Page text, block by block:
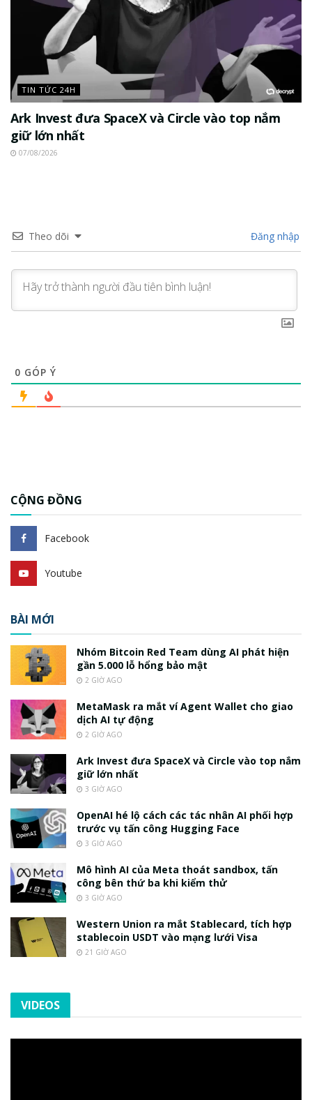
TIN TỨC 24H
Ark Invest đưa SpaceX và Circle vào top nắm
giữ lớn nhất
07/08/2026
Theo dõi Đăng nhập
0 GÓP Ý
CỘNG ĐỒNG
Facebook
Youtube
BÀI MỚI
Nhóm Bitcoin Red Team dùng AI phát hiện
gần 5.000 lỗ hổng bảo mật
2 GIỜ AGO
MetaMask ra mắt ví Agent Wallet cho giao
dịch AI tự động
2 GIỜ AGO
Ark Invest đưa SpaceX và Circle vào top nắm
giữ lớn nhất
3 GIỜ AGO
OpenAI hé lộ cách các tác nhân AI phối hợp
trước vụ tấn công Hugging Face
3 GIỜ AGO
Mô hình AI của Meta thoát sandbox, tấn
công bên thứ ba khi kiểm thử
3 GIỜ AGO
Western Union ra mắt Stablecard, tích hợp
stablecoin USDT vào mạng lưới Visa
21 GIỜ AGO
VIDEOS